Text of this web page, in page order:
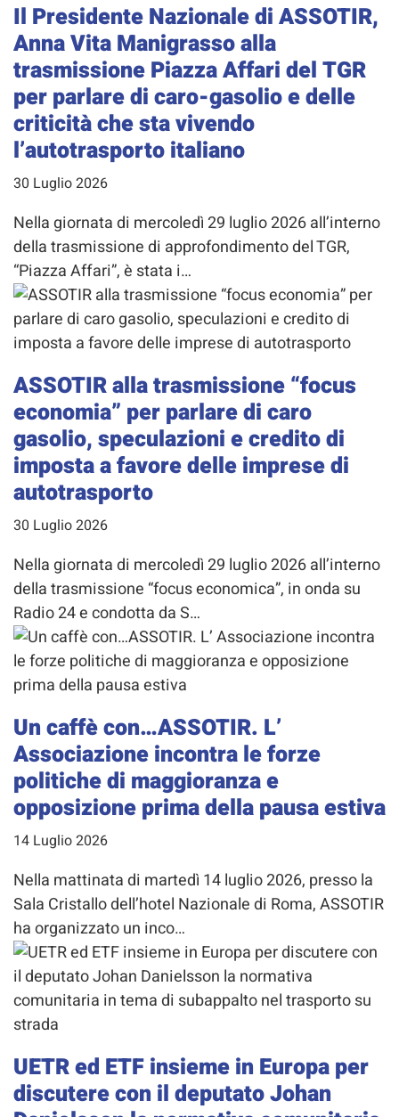
Il Presidente Nazionale di ASSOTIR,
Anna Vita Manigrasso alla
trasmissione Piazza Affari del TGR
per parlare di caro-gasolio e delle
criticità che sta vivendo
l’autotrasporto italiano
30 Luglio 2026
Nella giornata di mercoledì 29 luglio 2026 all’interno
della trasmissione di approfondimento del TGR,
“Piazza Affari”, è stata i…
ASSOTIR alla trasmissione “focus
economia” per parlare di caro
gasolio, speculazioni e credito di
imposta a favore delle imprese di
autotrasporto
30 Luglio 2026
Nella giornata di mercoledì 29 luglio 2026 all’interno
della trasmissione “focus economica”, in onda su
Radio 24 e condotta da S…
Un caffè con…ASSOTIR. L’
Associazione incontra le forze
politiche di maggioranza e
opposizione prima della pausa estiva
14 Luglio 2026
Nella mattinata di martedì 14 luglio 2026, presso la
Sala Cristallo dell’hotel Nazionale di Roma, ASSOTIR
ha organizzato un inco…
UETR ed ETF insieme in Europa per
discutere con il deputato Johan